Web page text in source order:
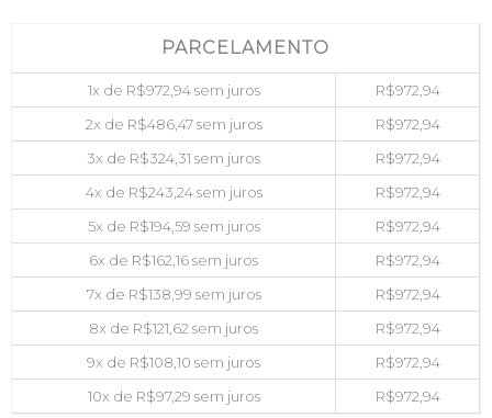
PARCELAMENTO
1x de R$972,94sem juros R$972,94
2x de R$486,47sem juros R$972,94
3x de R$324,31 sem juros R$972,94
4x de R$243,24sem juros R$972,94
5x de R$194,59 sem juros R$972,94
6x de R$162,16sem juros R$972,94
7x de R$138,99 sem juros R$972,94
8x de R$121,62 sem juros R$972,94
9x de R$108,10 sem juros R$972,94
10x de R$97,29 sem juros R$972,94